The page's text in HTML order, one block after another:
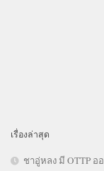
เรื่องล่าสุด
ชาอู่หลง มี OTTP